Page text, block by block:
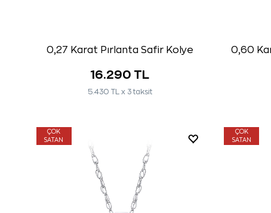
0,27 Karat Pırlanta Safir Kolye
16.290 TL
5.430 TL x 3 taksit
0,60
ÇOK
SATAN
ÇOK
SATAN